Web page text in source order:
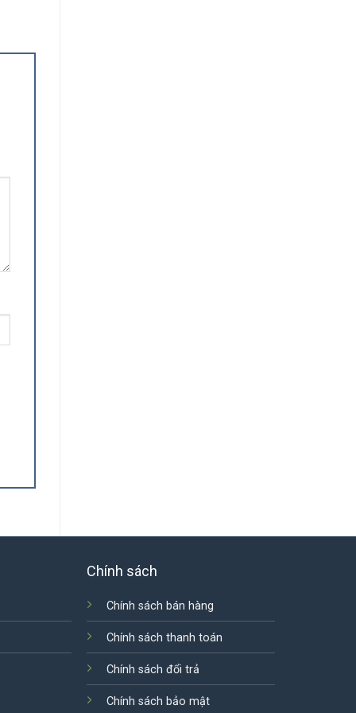
Chính sách
Chính sách bán hàng
Chính sách thanh toán
Chính sách đổi trả
Chính sách bảo mật